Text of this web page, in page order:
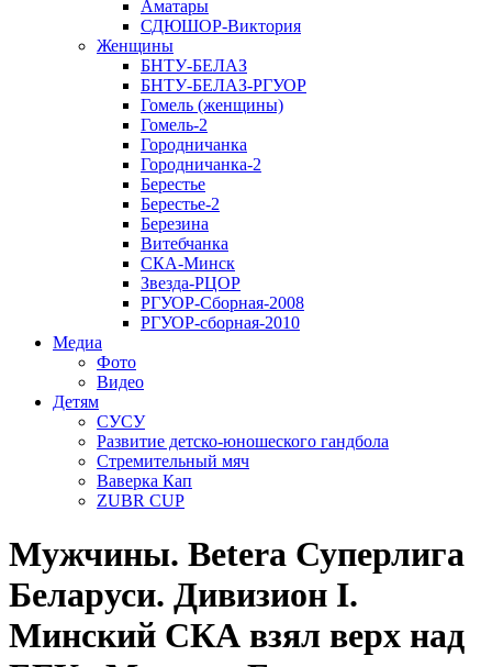
Аматары
СДЮШОР-Виктория
Женщины
БНТУ-БЕЛАЗ
БНТУ-БЕЛАЗ-РГУОР
Гомель (женщины)
Гомель-2
Городничанка
Городничанка-2
Берестье
Берестье-2
Березина
Витебчанка
СКА-Минск
Звезда-РЦОР
РГУОР-Сборная-2008
РГУОР-сборная-2010
Медиа
Фото
Видео
Детям
СУСУ
Развитие детско-юношеского гандбола
Стремительный мяч
Ваверка Кап
ZUBR CUP
Мужчины. Betera Суперлига
Беларуси. Дивизион I.
Минский СКА взял верх над